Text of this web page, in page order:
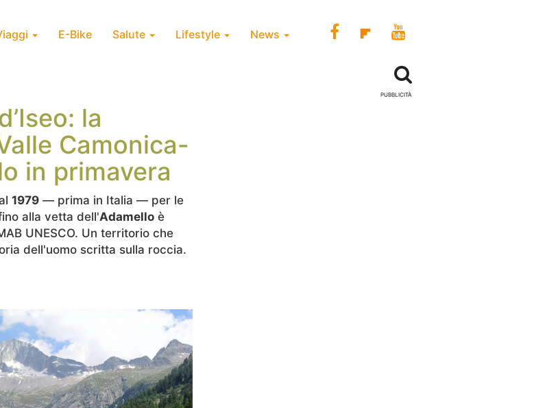
E-Bike Salute Lifestyle News
la
Camonica-
in primavera
1979 — prima in Italia — per le
alla vetta dell'Adamello è
UNESCO. Un territorio che
dell'uomo scritta sulla roccia.
PUBBLICITÀ